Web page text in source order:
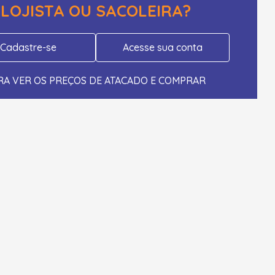
LOJISTA OU SACOLEIRA?
Cadastre-se Acesse sua conta
VER OS PREÇOS DE ATACADO E COMPRAR